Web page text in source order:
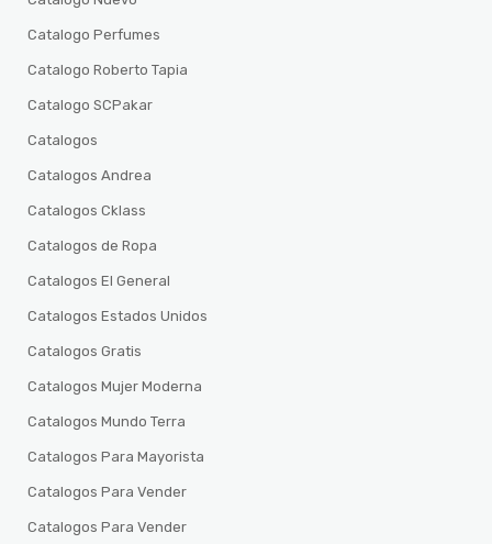
Catalogo Perfumes
Catalogo Roberto Tapia
Catalogo SCPakar
Catalogos
Catalogos Andrea
Catalogos Cklass
Catalogos de Ropa
Catalogos El General
Catalogos Estados Unidos
Catalogos Gratis
Catalogos Mujer Moderna
Catalogos Mundo Terra
Catalogos Para Mayorista
Catalogos Para Vender
Catalogos Para Vender